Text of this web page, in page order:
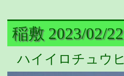
稲敷 2023/02/22
ハイイロチュウヒ